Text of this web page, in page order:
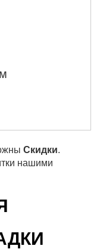
Скидки.
нашими